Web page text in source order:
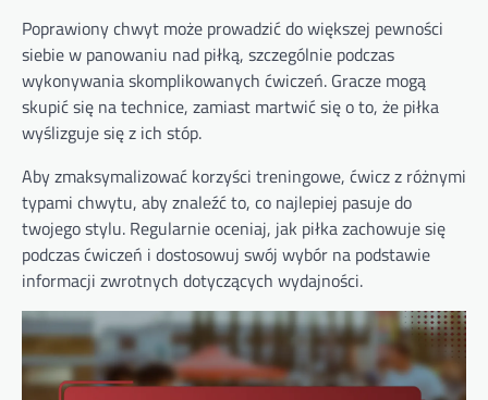
Poprawiony chwyt może prowadzić do większej pewności
siebie w panowaniu nad piłką, szczególnie podczas
wykonywania skomplikowanych ćwiczeń. Gracze mogą
skupić się na technice, zamiast martwić się o to, że piłka
wyślizguje się z ich stóp.
Aby zmaksymalizować korzyści treningowe, ćwicz z różnymi
typami chwytu, aby znaleźć to, co najlepiej pasuje do
twojego stylu. Regularnie oceniaj, jak piłka zachowuje się
podczas ćwiczeń i dostosowuj swój wybór na podstawie
informacji zwrotnych dotyczących wydajności.